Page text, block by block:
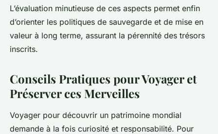
L’évaluation minutieuse de ces aspects permet enfin
d’orienter les politiques de sauvegarde et de mise en
valeur à long terme, assurant la pérennité des trésors
inscrits.
Conseils Pratiques pour Voyager et
Préserver ces Merveilles
Voyager pour découvrir un patrimoine mondial
demande à la fois curiosité et responsabilité. Pour